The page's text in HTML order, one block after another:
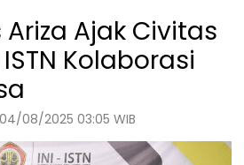
Ajak Civitas
Kolaborasi
08/2025 03:05 WIB